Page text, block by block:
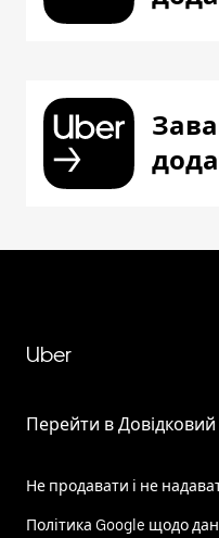
Uber
Перейти в
Не продавати і не
Політика Google щодо